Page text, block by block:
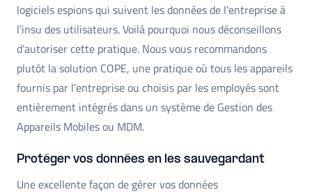
logiciels espions qui suivent les données de l’entreprise à
l’insu des utilisateurs. Voilà pourquoi nous déconseillons
d’autoriser cette pratique. Nous vous recommandons
plutôt la solution COPE, une pratique où tous les appareils
fournis par l’entreprise ou choisis par les employés sont
entièrement intégrés dans un système de Gestion des
Appareils Mobiles ou MDM.
Protéger vos données en les sauvegardant
Une excellente façon de gérer vos données